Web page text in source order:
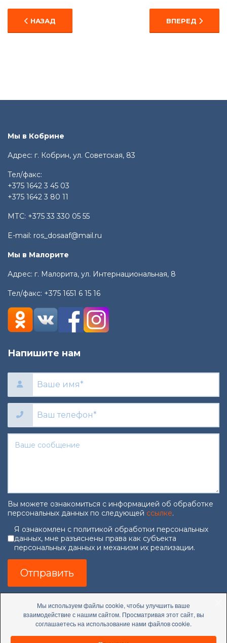
Мы используем файлы cookie, чтобы улучшить ваше
взаимодействие с нашим сайтом. Просматривая этот сайт, вы
соглашаетесь на использование нами файлов cookie.
ПРЕДЫДУЩИЙ: ПАМЯТИ ГЕРОЯ СОВЕТСКОГО
НАЗАД СЛЕДУЮЩИЙ: 2
ВПЕРЕД
Мы в Кобрине
Адрес: г. Кобрин, ул. Советская, 83
Тел/факс:
+375 1642 3 45 03
+375 1642 3 80 11
МТС: +375 33 330 05 55
E-mail: ros_dosaaf@mail.ru
Мы в Малорите
Адрес: г. Малорита, ул. Интернациональная, 8
Тел/факс: +375 1651 6 15 16
Напишите нам
Вы можете ознакомиться с информацией об обработке
персональных данных по следующей ссылке.
Согласие на обработку
Я ознакомлен с политикой обработки персональных
данных, мне разъяснены права как субъекта
персональных данных и механизм их реализации.
Отправить